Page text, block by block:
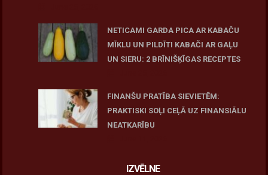
NETICAMI GARDA PICA AR KABAČU
MĪKLU UN PILDĪTI KABAČI AR GAĻU
UN SIERU: 2 BRĪNIŠĶĪGAS RECEPTES
FINANŠU PRATĪBA SIEVIETĒM:
PRAKTISKI SOĻI CEĻĀ UZ FINANSIĀLU
NEATKARĪBU
IZVĒLNE